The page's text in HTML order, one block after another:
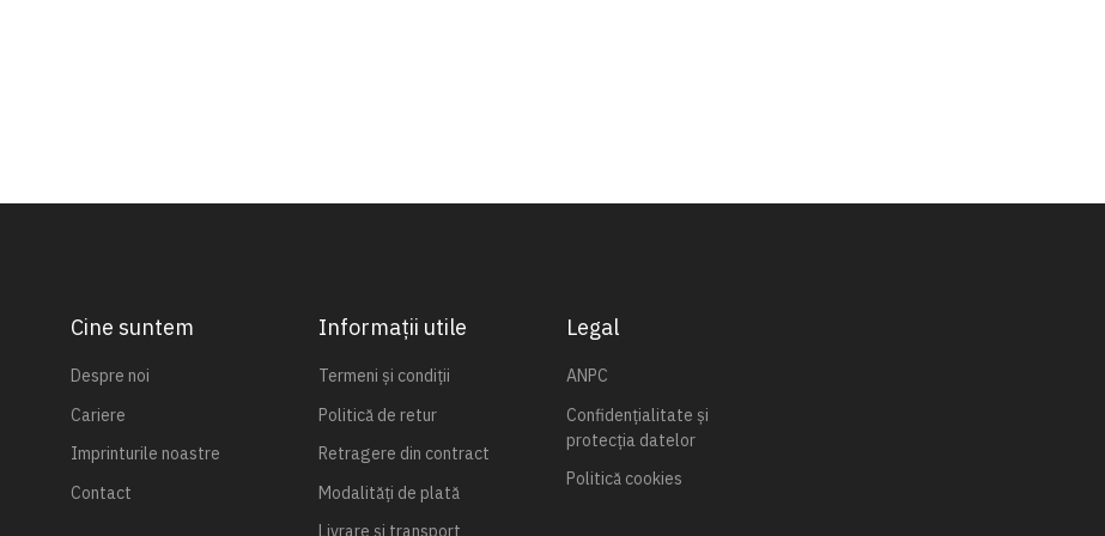
Cine suntem
Despre noi
Cariere
Imprinturile noastre
Contact
Informații utile
Termeni și condiții
Politică de retur
Retragere din contract
Modalități de plată
Livrare și transport
Legal
ANPC
Confidențialitate și
protecția datelor
Politică cookies